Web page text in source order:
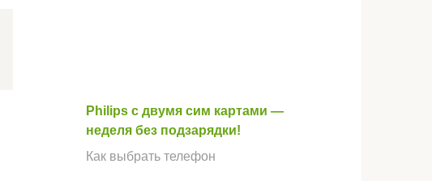
Philips с двумя сим картами —
неделя без подзарядки!
Как выбрать телефон